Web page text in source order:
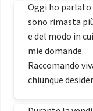
Oggi ho
sono rimasta
e del modo in
mie domande.
Raccomando
chiunque